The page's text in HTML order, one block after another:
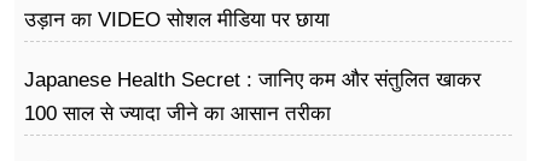
उड़ान का VIDEO सोशल मीडिया पर छाया
Japanese Health Secret : जानिए कम और संतुलित खाकर
100 साल से ज्यादा जीने का आसान तरीका